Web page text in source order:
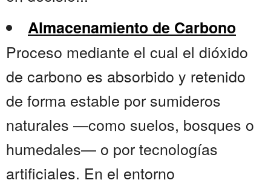
Almacenamiento de Carbono
Proceso mediante el cual el dióxido
de carbono es absorbido y retenido
de forma estable por sumideros
naturales —como suelos, bosques o
humedales— o por tecnologías
artificiales. En el entorno